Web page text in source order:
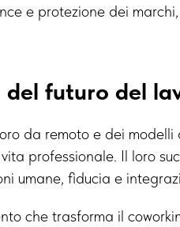
e protezione dei
del futuro del
da remoto e dei modelli
professionale. Il loro
umane, fiducia e
che trasforma il